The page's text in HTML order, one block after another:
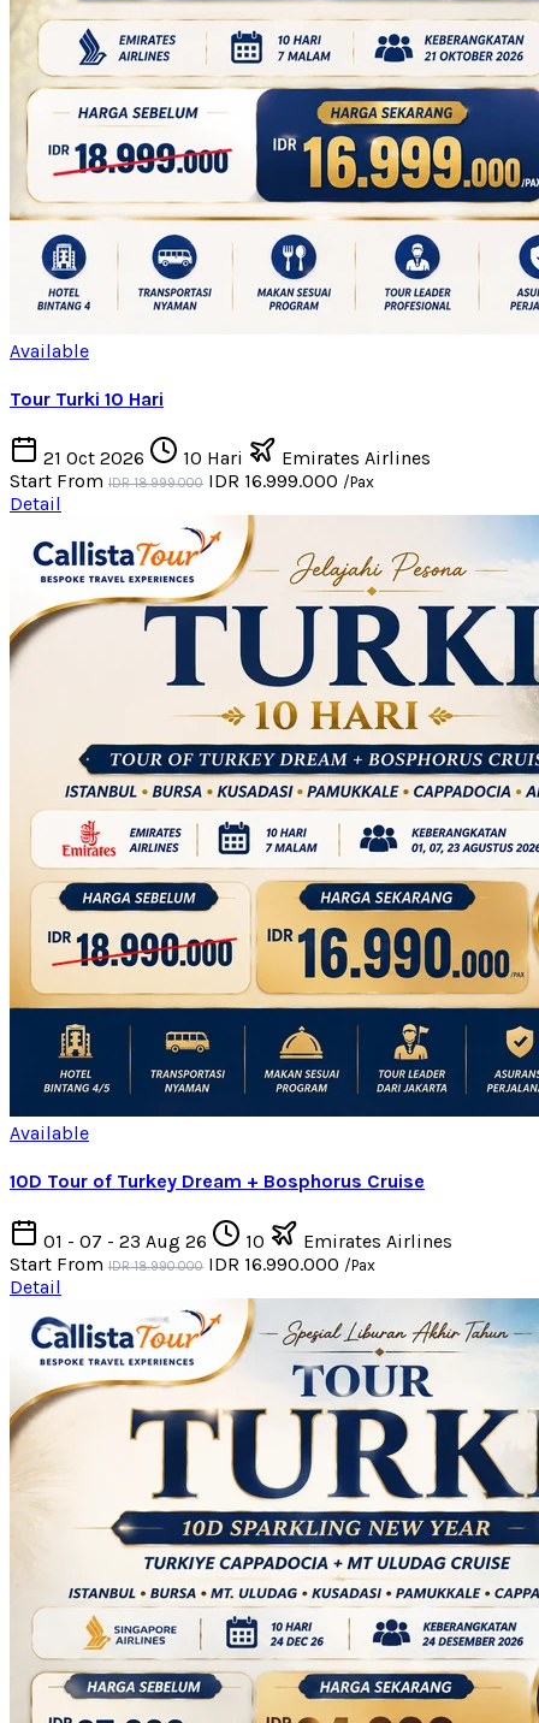
Available
Tour Turki 10 Hari
21 Oct 2026 10 Hari
Emirates Airlines
Start From IDR 18.999.000 IDR 16.999.000 /Pax
Detail
Available
10D Tour of Turkey Dream + Bosphorus Cruise
01 - 07 - 23 Aug 26 10
Emirates Airlines
Start From IDR 18.990.000 IDR 16.990.000 /Pax
Detail